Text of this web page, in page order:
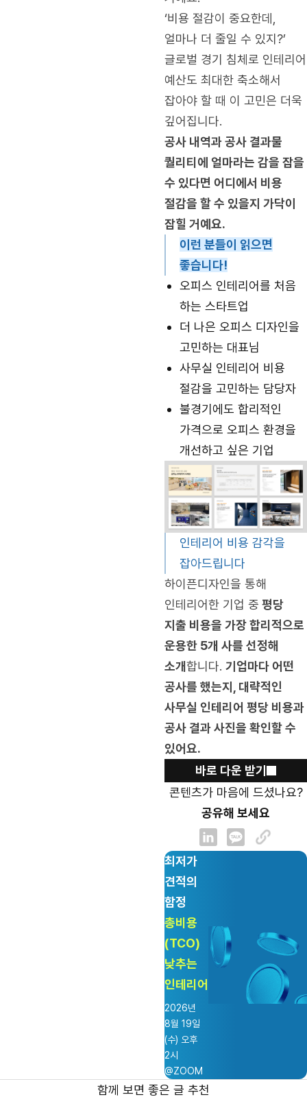
‘비용 절감이 중요한데,
얼마나 더 줄일 수 있지?’
글로벌 경기 침체로 인테리어
예산도 최대한 축소해서
잡아야 할 때 이 고민은 더욱
깊어집니다.
공사 내역과 공사 결과물
퀄리티에 얼마라는 감을 잡을
수 있다면 어디에서 비용
절감을 할 수 있을지 가닥이
잡힐 거예요.
이런 분들이 읽으면
좋습니다!
오피스 인테리어를 처음
하는 스타트업
더 나은 오피스 디자인을
고민하는 대표님
사무실 인테리어 비용
절감을 고민하는 담당자
불경기에도 합리적인
가격으로 오피스 환경을
개선하고 싶은 기업
인테리어 비용 감각을
잡아드립니다
하이픈디자인을 통해
인테리어한 기업 중 평당
지출 비용을 가장 합리적으로
운용한 5개 사를 선정해
소개합니다. 기업마다 어떤
공사를 했는지, 대략적인
사무실 인테리어 평당 비용과
공사 결과 사진을 확인할 수
있어요.
바로 다운 받기
콘텐츠가 마음에 드셨나요?
공유해 보세요
최저가
견적의
함정
총비용
(TCO)
낮추는
인테리어
2026년
8월 19일
(수) 오후
2시
@ZOOM
함께 보면 좋은 글 추천